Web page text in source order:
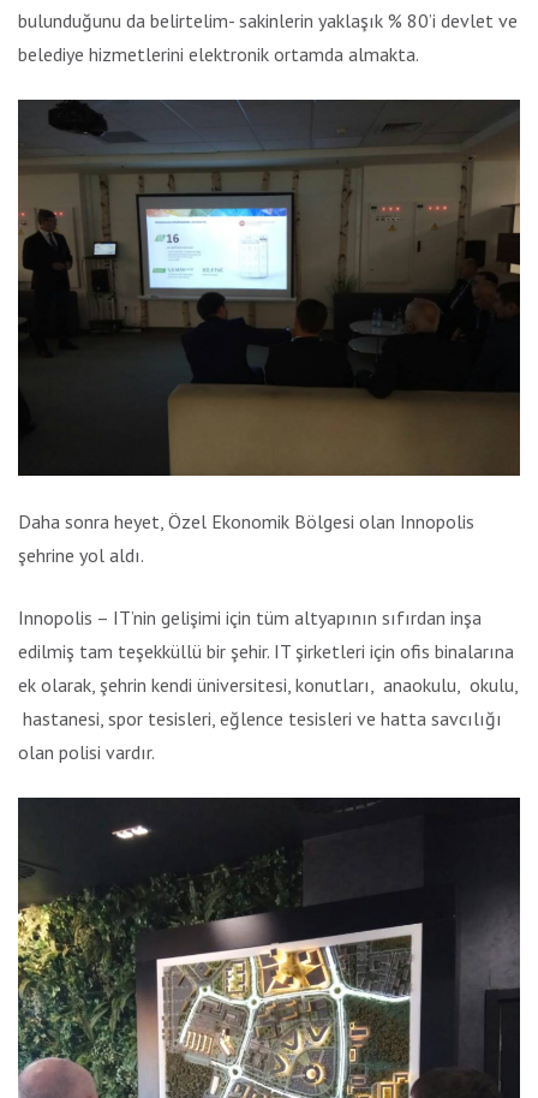
bulunduğunu da belirtelim- sakinlerin yaklaşık % 80’i devlet ve
belediye hizmetlerini elektronik ortamda almakta.
Daha sonra heyet, Özel Ekonomik Bölgesi olan Innopolis
şehrine yol aldı.
Innopolis – IT’nin gelişimi için tüm altyapının sıfırdan inşa
edilmiş tam teşekküllü bir şehir. IT şirketleri için ofis binalarına
ek olarak, şehrin kendi üniversitesi, konutları, anaokulu, okulu,
hastanesi, spor tesisleri, eğlence tesisleri ve hatta savcılığı
olan polisi vardır.